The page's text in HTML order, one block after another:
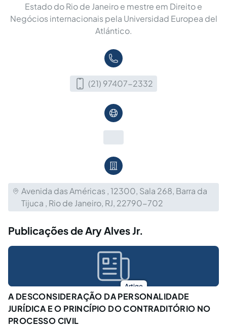
Estado do Rio de Janeiro e mestre em Direito e
Negócios internacionais pela Universidad Europea del
Atlántico.
(21) 97407-2332
Avenida das Américas , 12300, Sala 268, Barra da
Tijuca , Rio de Janeiro, RJ, 22790-702
Publicações de Ary Alves Jr.
Artigo
A DESCONSIDERAÇÃO DA PERSONALIDADE
JURÍDICA E O PRINCÍPIO DO CONTRADITÓRIO NO
PROCESSO CIVIL